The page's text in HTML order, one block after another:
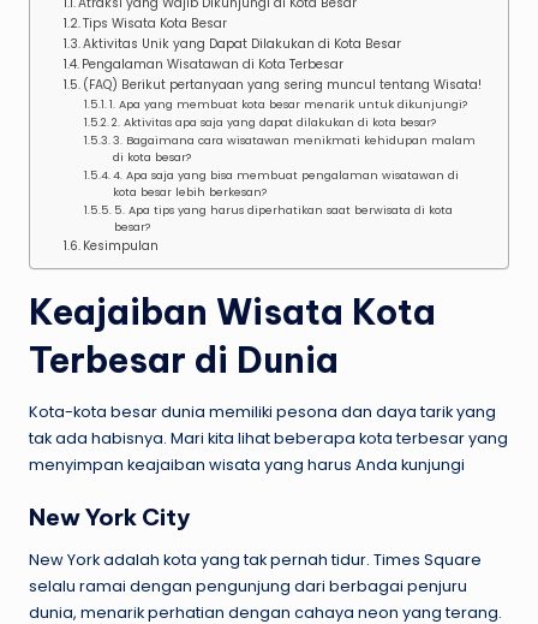
Tips Wisata Kota Besar
Aktivitas Unik yang Dapat Dilakukan di Kota Besar
Pengalaman Wisatawan di Kota Terbesar
(FAQ) Berikut pertanyaan yang sering muncul tentang Wisata!
1. Apa yang membuat kota besar menarik untuk dikunjungi?
2. Aktivitas apa saja yang dapat dilakukan di kota besar?
3. Bagaimana cara wisatawan menikmati kehidupan malam
di kota besar?
4. Apa saja yang bisa membuat pengalaman wisatawan di
kota besar lebih berkesan?
5. Apa tips yang harus diperhatikan saat berwisata di kota
besar?
Kesimpulan
Keajaiban Wisata Kota
Terbesar di Dunia
Kota-kota besar dunia memiliki pesona dan daya tarik yang
tak ada habisnya. Mari kita lihat beberapa kota terbesar yang
menyimpan keajaiban wisata yang harus Anda kunjungi
New York City
New York adalah kota yang tak pernah tidur. Times Square
selalu ramai dengan pengunjung dari berbagai penjuru
dunia, menarik perhatian dengan cahaya neon yang terang.